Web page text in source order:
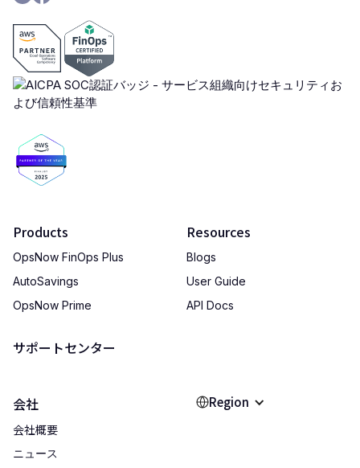
Products
OpsNow FinOps Plus
AutoSavings
OpsNow Prime
サポートセンター
Resources
Blogs
User Guide
API Docs
会社
会社概要
ニュース
Region